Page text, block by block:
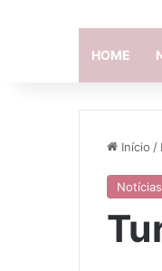
HOME
Início /